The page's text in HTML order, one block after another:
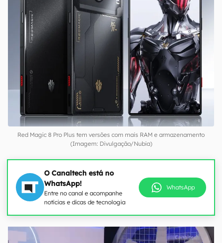
Red Magic 8 Pro Plus tem versões com mais RAM e armazenamento
(Imagem: Divulgação/Nubia)
O Canaltech está no
WhatsApp!
Entre no canal e acompanhe
notícias e dicas de tecnologia
WhatsApp